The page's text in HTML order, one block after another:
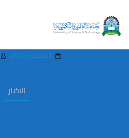
الاخبار
مستشفى جامعة العلوم
المؤتمر الطبي الأول